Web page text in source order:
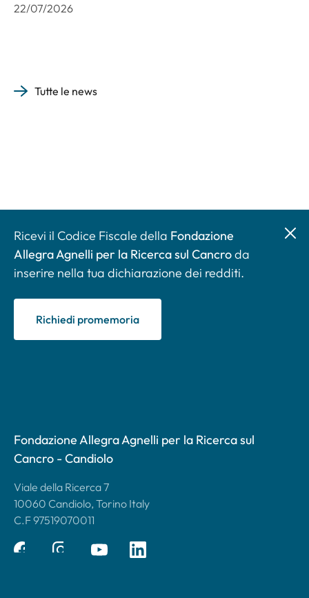
22/07/2026
Tutte le news
Ricevi il Codice Fiscale della Fondazione
Allegra Agnelli per la Ricerca sul Cancroda
inserire nella tua dichiarazione dei redditi.
Richiedi promemoria
Fondazione Allegra Agnelli per la Ricerca sul
Cancro - Candiolo
Viale della Ricerca 7
10060 Candiolo, Torino Italy
C.F 97519070011